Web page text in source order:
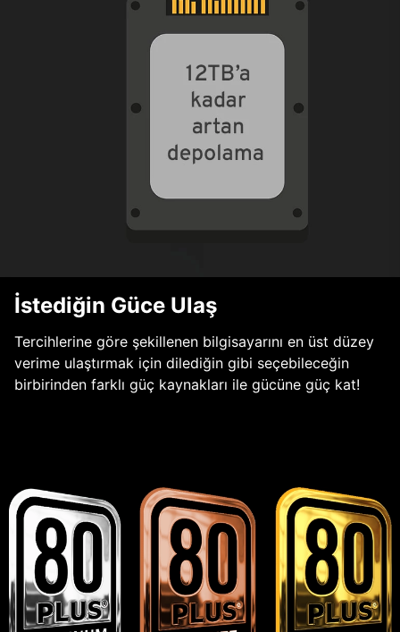
İstediğin Güce Ulaş
Tercihlerine göre şekillenen bilgisayarını en üst düzey
verime ulaştırmak için dilediğin gibi seçebileceğin
birbirinden farklı güç kaynakları ile gücüne güç kat!